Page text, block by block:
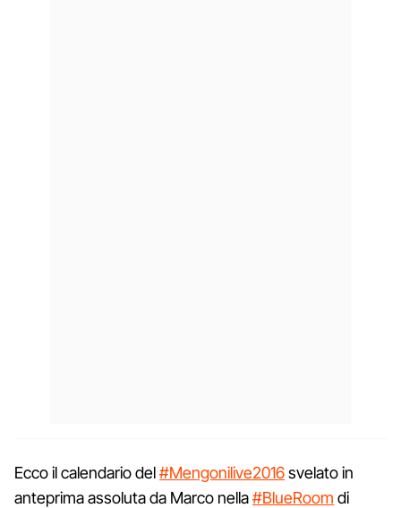
Ecco il calendario del#Mengonilive2016svelato in
anteprima assoluta da Marco nella#BlueRoom di